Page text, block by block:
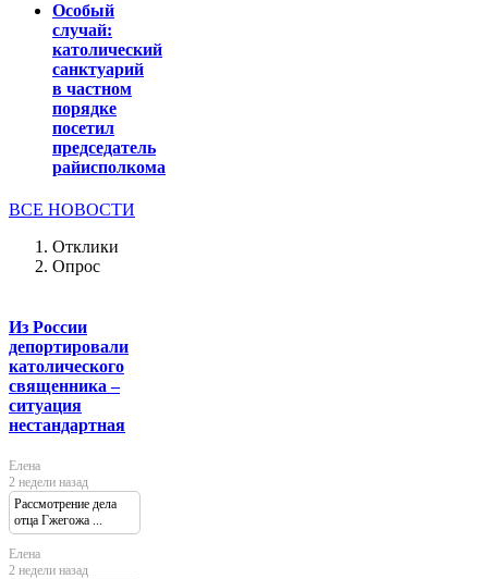
Особый
случай:
католический
санктуарий
в частном
порядке
посетил
председатель
райисполкома
ВСЕ НОВОСТИ
Отклики
Опрос
Из России
депортировали
католического
священника –
ситуация
нестандартная
Елена
2 недели назад
Рассмотрение дела
отца Гжегожа ...
Елена
2 недели назад